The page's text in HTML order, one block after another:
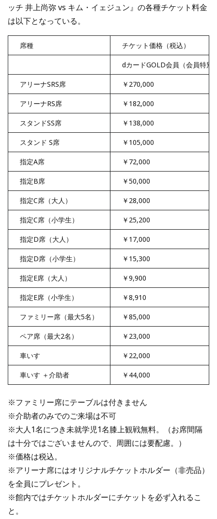
ッチ 井上尚弥 vs キム・イェジュン』の各種チケット料金
は以下となっている。
席種 チケット価格（税込）
dカードGOLD会員（会員特別
アリーナSRS席 ￥270,000
アリーナRS席 ￥182,000
スタンドSS席 ￥138,000
スタンド S席 ￥105,000
指定A席 ￥72,000
指定B席 ￥50,000
指定C席（大人） ￥28,000
指定C席（小学生） ￥25,200
指定D席（大人） ￥17,000
指定D席（小学生） ￥15,300
指定E席（大人） ￥9,900
指定E席（小学生） ￥8,910
ファミリー席（最大5名） ￥85,000
ペア席（最大2名） ￥23,000
車いす ￥22,000
車いす ＋介助者 ￥44,000
※ファミリー席にテーブルは付きません
※介助者のみでのご来場は不可
※大人1名につき未就学児1名膝上観戦無料。（お席間隔
は十分ではございませんので、周囲には要配慮。）
※価格は税込。
※アリーナ席にはオリジナルチケットホルダー（非売品）
を全員にプレゼント。
※館内ではチケットホルダーにチケットを必ず入れるこ
と。